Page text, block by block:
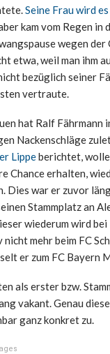
Seine Frau wird
kam vom Regen in
wegen
etwa, weil man ihm
bezüglich seiner
vertraute.
hat Ralf Fährmann
Nackenschläge
Lippeberichtet,
Chance erhalten,
Dies war er zuvor
Stammplatz an
wiederum wird bei
mehr beim FC
er zum FC Bayern
als erster bzw.
vakant. Genau
ganz konkret zu.